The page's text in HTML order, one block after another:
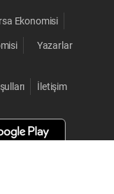
Ekonomisi
Yazarlar
İletişim